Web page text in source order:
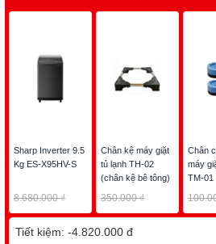
Giặt thường
Đồ dày
Tiện ích:
Tự khởi
Khóa trẻ em
Vệ sinh
Sharp Inverter 9.5
Kg ES-X95HV-S
8.680.000 ₫
4.490.000 ₫
Chân kệ máy giặt
tủ lạnh TH-02
(chân kệ bê tông)
350.000 ₫
250.000 ₫
Chân
máy
TM-01
Tiết kiệm: -4.820.000 đ